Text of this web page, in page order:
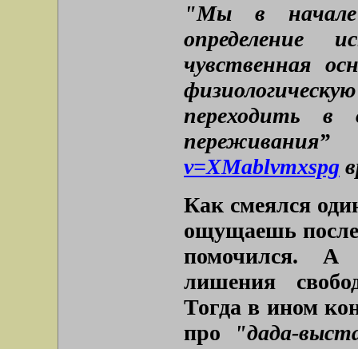
"Мы в начале
определение
чувственная
переходить в
v=XMablvmxspg
Как смеялся
ощущаешь после
помочился. А
лишения
Тогда в ином
про
"дада-